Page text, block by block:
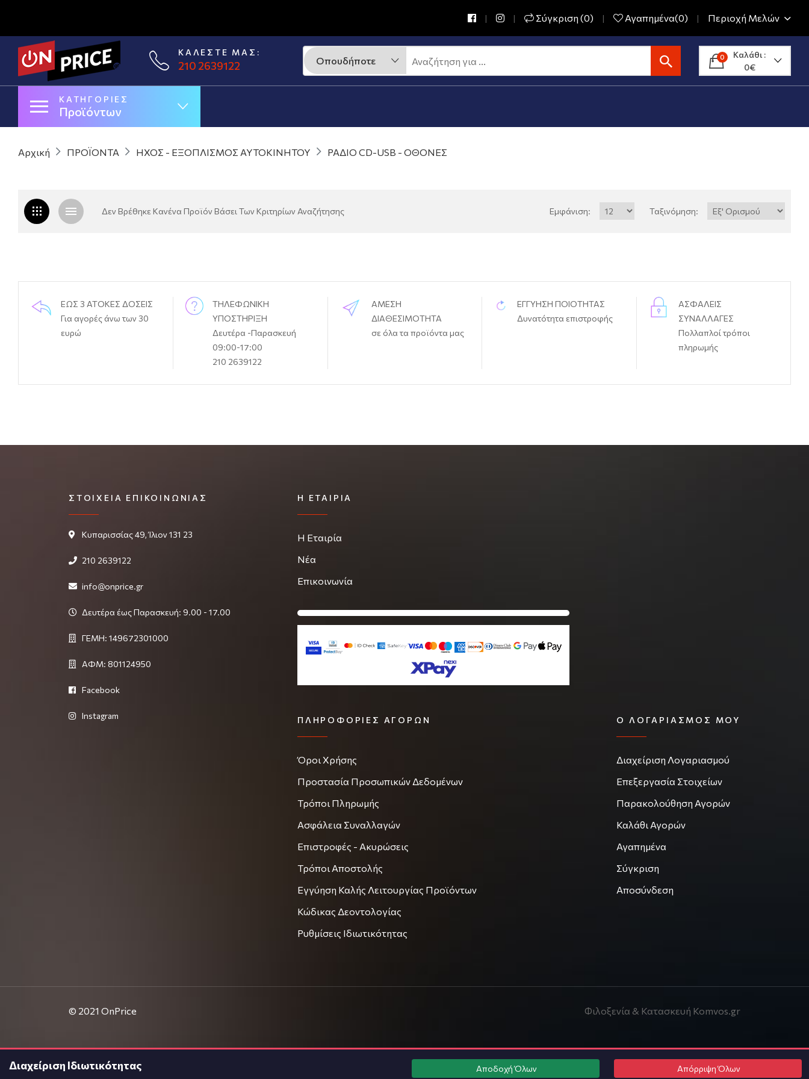
Σύγκριση (0) Αγαπημένα(0) Περιοχή Μελών
ΚΑΛΈΣΤΕ ΜΑΣ:
210 2639122
Καλάθι :
0€
0
ΚΑΤΗΓΟΡΊΕΣ
Προϊόντων
Αρχική ΠΡΟΪΟΝΤΑ ΗΧΟΣ - ΕΞΟΠΛΙΣΜΟΣ ΑΥΤΟΚΙΝΗΤΟΥ ΡΑΔΙΟ CD-USB - ΟΘΟΝΕΣ
Δεν Βρέθηκε Κανένα Προϊόν Βάσει Των Κριτηρίων Αναζήτησης Εμφάνιση: Ταξινόμηση:
ΕΩΣ 3 ΑΤΟΚΕΣ ΔΟΣΕΙΣ
Για αγορές άνω των 30
ευρώ
ΤΗΛΕΦΩΝΙΚΗ
ΥΠΟΣΤΗΡΙΞΗ
Δευτέρα -Παρασκευή
09:00-17:00
210 2639122
ΑΜΕΣΗ
ΔΙΑΘΕΣΙΜΟΤΗΤΑ
σε όλα τα προϊόντα μας
ΕΓΓΥΗΣΗ ΠΟΙΟΤΗΤΑΣ
Δυνατότητα επιστροφής
ΑΣΦΑΛΕΙΣ
ΣΥΝΑΛΛΑΓΕΣ
Πολλαπλοί τρόποι
πληρωμής
ΣΤΟΙΧΕΊΑ ΕΠΙΚΟΙΝΩΝΊΑΣ
Κυπαρισσίας 49, Ίλιον 131 23
210 2639122
info@onprice.gr
Δευτέρα έως Παρασκευή: 9.00 - 17.00
ΓΕΜΗ: 149672301000
ΑΦΜ: 801124950
Facebook
Instagram
Η ΕΤΑΙΡΊΑ
Η Εταιρία
Νέα
Επικοινωνία
ΠΛΗΡΟΦΟΡΊΕΣ ΑΓΟΡΏΝ
Όροι Χρήσης
Προστασία Προσωπικών Δεδομένων
Τρόποι Πληρωμής
Ασφάλεια Συναλλαγών
Επιστροφές - Ακυρώσεις
Τρόποι Αποστολής
Εγγύηση Καλής Λειτουργίας Προϊόντων
Κώδικας Δεοντολογίας
Ρυθμίσεις Ιδιωτικότητας
Ο ΛΟΓΑΡΙΑΣΜΌΣ ΜΟΥ
Διαχείριση Λογαριασμού
Επεξεργασία Στοιχείων
Παρακολούθηση Αγορών
Καλάθι Αγορών
Αγαπημένα
Σύγκριση
Αποσύνδεση
© 2021 OnPrice Φιλοξενία & Κατασκευή Komvos.gr
Διαχείριση Ιδιωτικότητας Αποδοχή Όλων Απόρριψη Όλων